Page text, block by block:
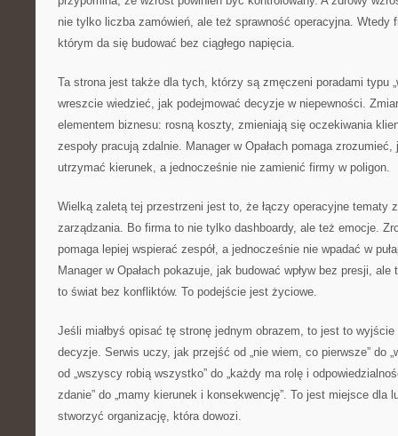
nie tylko liczba zamówień, ale też sprawność operacyjna. Wtedy
którym da się budować bez ciągłego napięcia.
Ta strona jest także dla tych, którzy są zmęczeni poradami typu
wreszcie wiedzieć, jak podejmować decyzje w niepewności.
elementem biznesu: rosną koszty, zmieniają się oczekiwania
zespoły pracują zdalnie. Manager w Opałach pomaga
utrzymać kierunek, a jednocześnie nie zamienić firmy w poligon.
Wielką zaletą tej przestrzeni jest to, że łączy operacyjne tematy
zarządzania. Bo firma to nie tylko dashboardy, ale też emocje.
pomaga lepiej wspierać zespół, a jednocześnie nie wpadać w
Manager w Opałach pokazuje, jak budować wpływ bez presji,
to świat bez konfliktów. To podejście jest życiowe.
Jeśli miałbyś opisać tę stronę jednym obrazem, to jest to
decyzje. Serwis uczy, jak przejść od „nie wiem, co pierwsze” do
od „wszyscy robią wszystko” do „każdy ma rolę i
zdanie” do „mamy kierunek i konsekwencję”. To jest miejsce dla
stworzyć organizację, która dowozi.